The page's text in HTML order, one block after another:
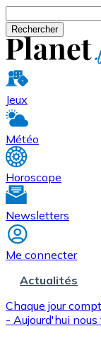
Jeux
Météo
Horoscope
Newsletters
Me connecter
Actualités
Chaque jour
- Aujourd'hui